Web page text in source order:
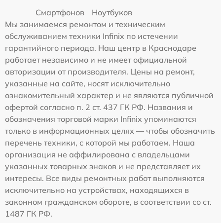
Смартфонов
Ноутбуков
Мы занимаемся ремонтом и техническим
обслуживанием техники Infinix по истечении
гарантийного периода. Наш центр в Краснодаре
работает независимо и не имеет официальной
авторизации от производителя. Цены на ремонт,
указанные на сайте, носят исключительно
ознакомительный характер и не являются публичной
офертой согласно п. 2 ст. 437 ГК РФ. Названия и
обозначения торговой марки Infinix упоминаются
только в информационных целях — чтобы обозначить
перечень техники, с которой мы работаем. Наша
организация не аффилирована с владельцами
указанных товарных знаков и не представляет их
интересы. Все виды ремонтных работ выполняются
исключительно на устройствах, находящихся в
законном гражданском обороте, в соответствии со ст.
1487 ГК РФ.